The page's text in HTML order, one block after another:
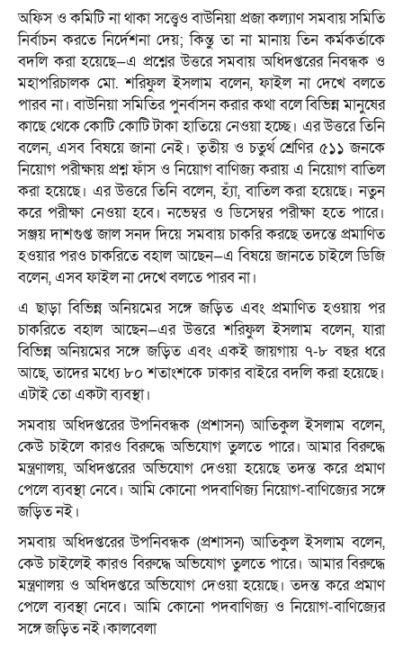
অফিস ও কমিটি না থাকা সত্ত্বেও বাউনিয়া প্রজা কল্যাণ সমবায় সমিতি
নির্বাচন করতে নির্দেশনা দেয়; কিন্তু তা না মানায় তিন কর্মকর্তাকে
বদলি করা হয়েছে—এ প্রশ্নের উত্তরে সমবায় অধিদপ্তরের নিবন্ধক ও
মহাপরিচালক মো. শরিফুল ইসলাম বলেন, ফাইল না দেখে বলতে
পারব না। বাউনিয়া সমিতির পুনর্বাসন করার কথা বলে বিভিন্ন মানুষের
কাছে থেকে কোটি কোটি টাকা হাতিয়ে নেওয়া হচ্ছে। এর উত্তরে তিনি
বলেন, এসব বিষয়ে জানা নেই। তৃতীয় ও চতুর্থ শ্রেণির ৫১১ জনকে
নিয়োগ পরীক্ষায় প্রশ্ন ফাঁস ও নিয়োগ বাণিজ্য করায় এ নিয়োগ বাতিল
করা হয়েছে। এর উত্তরে তিনি বলেন, হ্যাঁ, বাতিল করা হয়েছে। নতুন
করে পরীক্ষা নেওয়া হবে। নভেম্বর ও ডিসেম্বর পরীক্ষা হতে পারে।
সঞ্জয় দাশগুপ্ত জাল সনদ দিয়ে সমবায় চাকরি করছে তদন্তে প্রমাণিত
হওয়ার পরও চাকরিতে বহাল আছেন—এ বিষয়ে জানতে চাইলে ডিজি
বলেন, এসব ফাইল না দেখে বলতে পারব না।
এ ছাড়া বিভিন্ন অনিয়মের সঙ্গে জড়িত এবং প্রমাণিত হওয়ায় পর
চাকরিতে বহাল আছেন—এর উত্তরে শরিফুল ইসলাম বলেন, যারা
বিভিন্ন অনিয়মের সঙ্গে জড়িত এবং একই জায়গায় ৭-৮ বছর ধরে
আছে, তাদের মধ্যে ৮০ শতাংশকে ঢাকার বাইরে বদলি করা হয়েছে।
এটাই তো একটা ব্যবস্থা।
সমবায় অধিদপ্তরের উপনিবন্ধক (প্রশাসন) আতিকুল ইসলাম বলেন,
কেউ চাইলে কারও বিরুদ্ধে অভিযোগ তুলতে পারে। আমার বিরুদ্ধে
মন্ত্রণালয়, অধিদপ্তরের অভিযোগ দেওয়া হয়েছে তদন্ত করে প্রমাণ
পেলে ব্যবস্থা নেবে। আমি কোনো পদবাণিজ্য নিয়োগ-বাণিজ্যের সঙ্গে
জড়িত নই।
সমবায় অধিদপ্তরের উপনিবন্ধক (প্রশাসন) আতিকুল ইসলাম বলেন,
কেউ চাইলেই কারও বিরুদ্ধে অভিযোগ তুলতে পারে। আমার বিরুদ্ধে
মন্ত্রণালয় ও অধিদপ্তরে অভিযোগ দেওয়া হয়েছে। তদন্ত করে প্রমাণ
পেলে ব্যবস্থা নেবে। আমি কোনো পদবাণিজ্য ও নিয়োগ-বাণিজ্যের
সঙ্গে জড়িত নই।কালবেলা